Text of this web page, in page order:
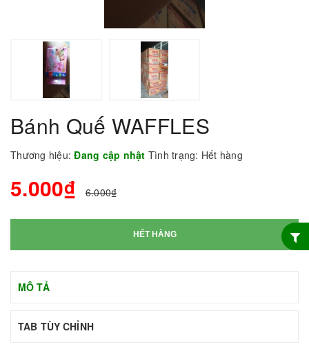
Bánh Quế WAFFLES
Thương hiệu: Đang cập nhật Tình trạng: Hết hàng
5.000₫ 6.000₫
HẾT HÀNG
MÔ TẢ
TAB TÙY CHỈNH